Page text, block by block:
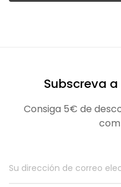
Subscreva
Consiga 5€ de